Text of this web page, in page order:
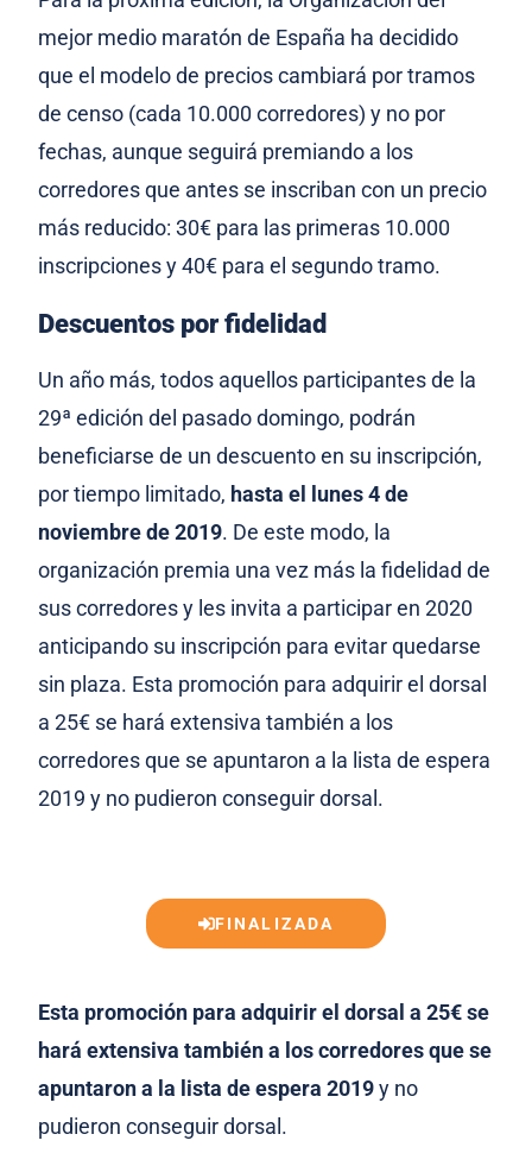
mejor medio maratón de España ha decidido
que el modelo de precios cambiará por tramos
de censo (cada 10.000 corredores) y no por
fechas, aunque seguirá premiando a los
corredores que antes se inscriban con un precio
más reducido: 30€ para las primeras 10.000
inscripciones y 40€ para el segundo tramo.
Descuentos por fidelidad
Un año más, todos aquellos participantes de la
29ª edición del pasado domingo, podrán
beneficiarse de un descuento en su inscripción,
por tiempo limitado, hasta el lunes 4 de
noviembre de 2019. De este modo, la
organización premia una vez más la fidelidad de
sus corredores y les invita a participar en 2020
anticipando su inscripción para evitar quedarse
sin plaza. Esta promoción para adquirir el dorsal
a 25€ se hará extensiva también a los
corredores que se apuntaron a la lista de espera
2019 y no pudieron conseguir dorsal.
FINALIZADA
Esta promoción para adquirir el dorsal a 25€ se
hará extensiva también a los corredores que se
apuntaron a la lista de espera 2019y no
pudieron conseguir dorsal.